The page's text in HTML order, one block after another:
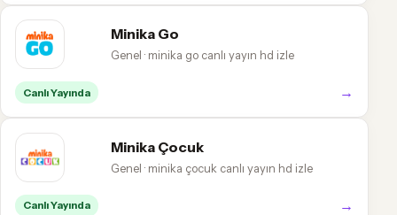
Minika Go
Genel · minika go canlı yayın hd izle
Canlı Yayında →
Minika Çocuk
Genel · minika çocuk canlı yayın hd izle
Canlı Yayında →